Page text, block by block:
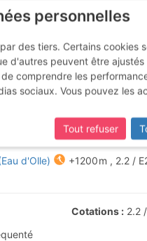
d'Olle)
d'Olle) +1200 m , 2.2 /
Cotations 2.2
personnelles
des tiers. Certains cookies
d'autres peuvent être
comprendre les
sociaux. Vous pouvez les
Tout refuser